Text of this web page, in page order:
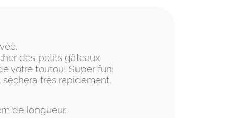
des petits gâteaux
votre toutou! Super fun!
très rapidement.
de longueur.